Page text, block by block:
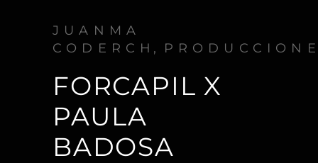
JUANMA
CODERCH
FORCAPIL X
PAULA
BADOSA